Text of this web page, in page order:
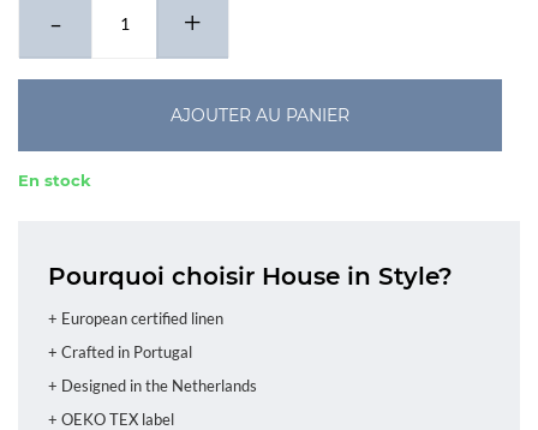
- +
AJOUTER AU PANIER
En stock
Pourquoi choisir House in Style?
+ European certified linen
+ Crafted in Portugal
+ Designed in the Netherlands
+ OEKO TEX label